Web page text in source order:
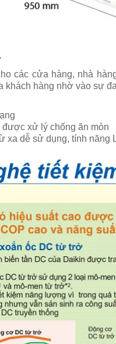
các cửa hàng, nhà
khách hàng nhờ vào sự
xử lý chống ăn mòn
dễ sử dụng, tính năng